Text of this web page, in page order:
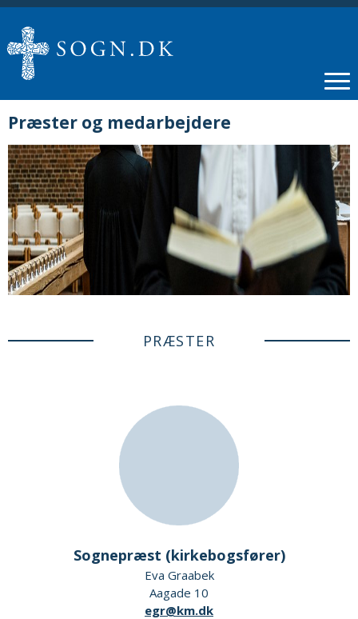
Præster og medarbejdere
PRÆSTER
Sognepræst (kirkebogsfører)
Eva Graabek
Aagade 10
egr@km.dk